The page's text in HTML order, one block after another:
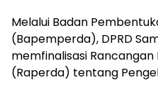
Melalui Badan
(Bapemperda), DPRD
memfinalisasi
(Raperda) tentang